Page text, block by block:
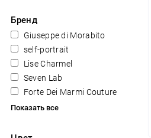
Бренд
Giuseppe di Morabito
self-portrait
Lise Charmel
Seven Lab
Forte Dei Marmi Couture
Показать все